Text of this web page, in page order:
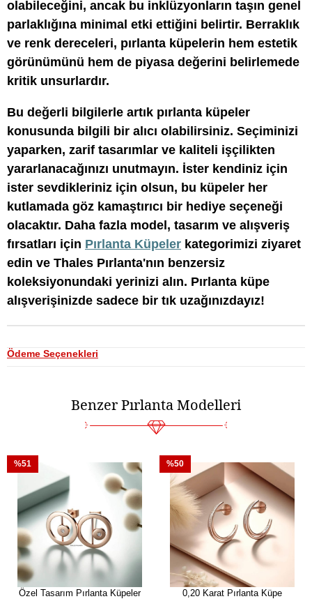
olabileceğini, ancak bu inklüzyonların taşın genel
parlaklığına minimal etki ettiğini belirtir. Berraklık
ve renk dereceleri, pırlanta küpelerin hem estetik
görünümünü hem de piyasa değerini belirlemede
kritik unsurlardır.
Bu değerli bilgilerle artık pırlanta küpeler
konusunda bilgili bir alıcı olabilirsiniz. Seçiminizi
yaparken, zarif tasarımlar ve kaliteli işçilikten
yararlanacağınızı unutmayın. İster kendiniz için
ister sevdikleriniz için olsun, bu küpeler her
kutlamada göz kamaştırıcı bir hediye seçeneği
olacaktır. Daha fazla model, tasarım ve alışveriş
fırsatları için Pırlanta Küpeler kategorimizi ziyaret
edin ve Thales Pırlanta'nın benzersiz
koleksiyonundaki yerinizi alın. Pırlanta küpe
alışverişinizde sadece bir tık uzağınızdayız!
Ödeme Seçenekleri
Benzer Pırlanta Modelleri
Özel Tasarım Pırlanta Küpeler
%51
0,20 Karat Pırlanta Küpe
%50